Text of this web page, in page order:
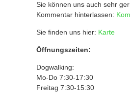
Sie können uns auch sehr
Kommentar hinterlassen:
Sie finden uns hier: Karte
Öffnungszeiten:
Dogwalking:
Mo-Do 7:30-17:30
Freitag 7:30-15:30